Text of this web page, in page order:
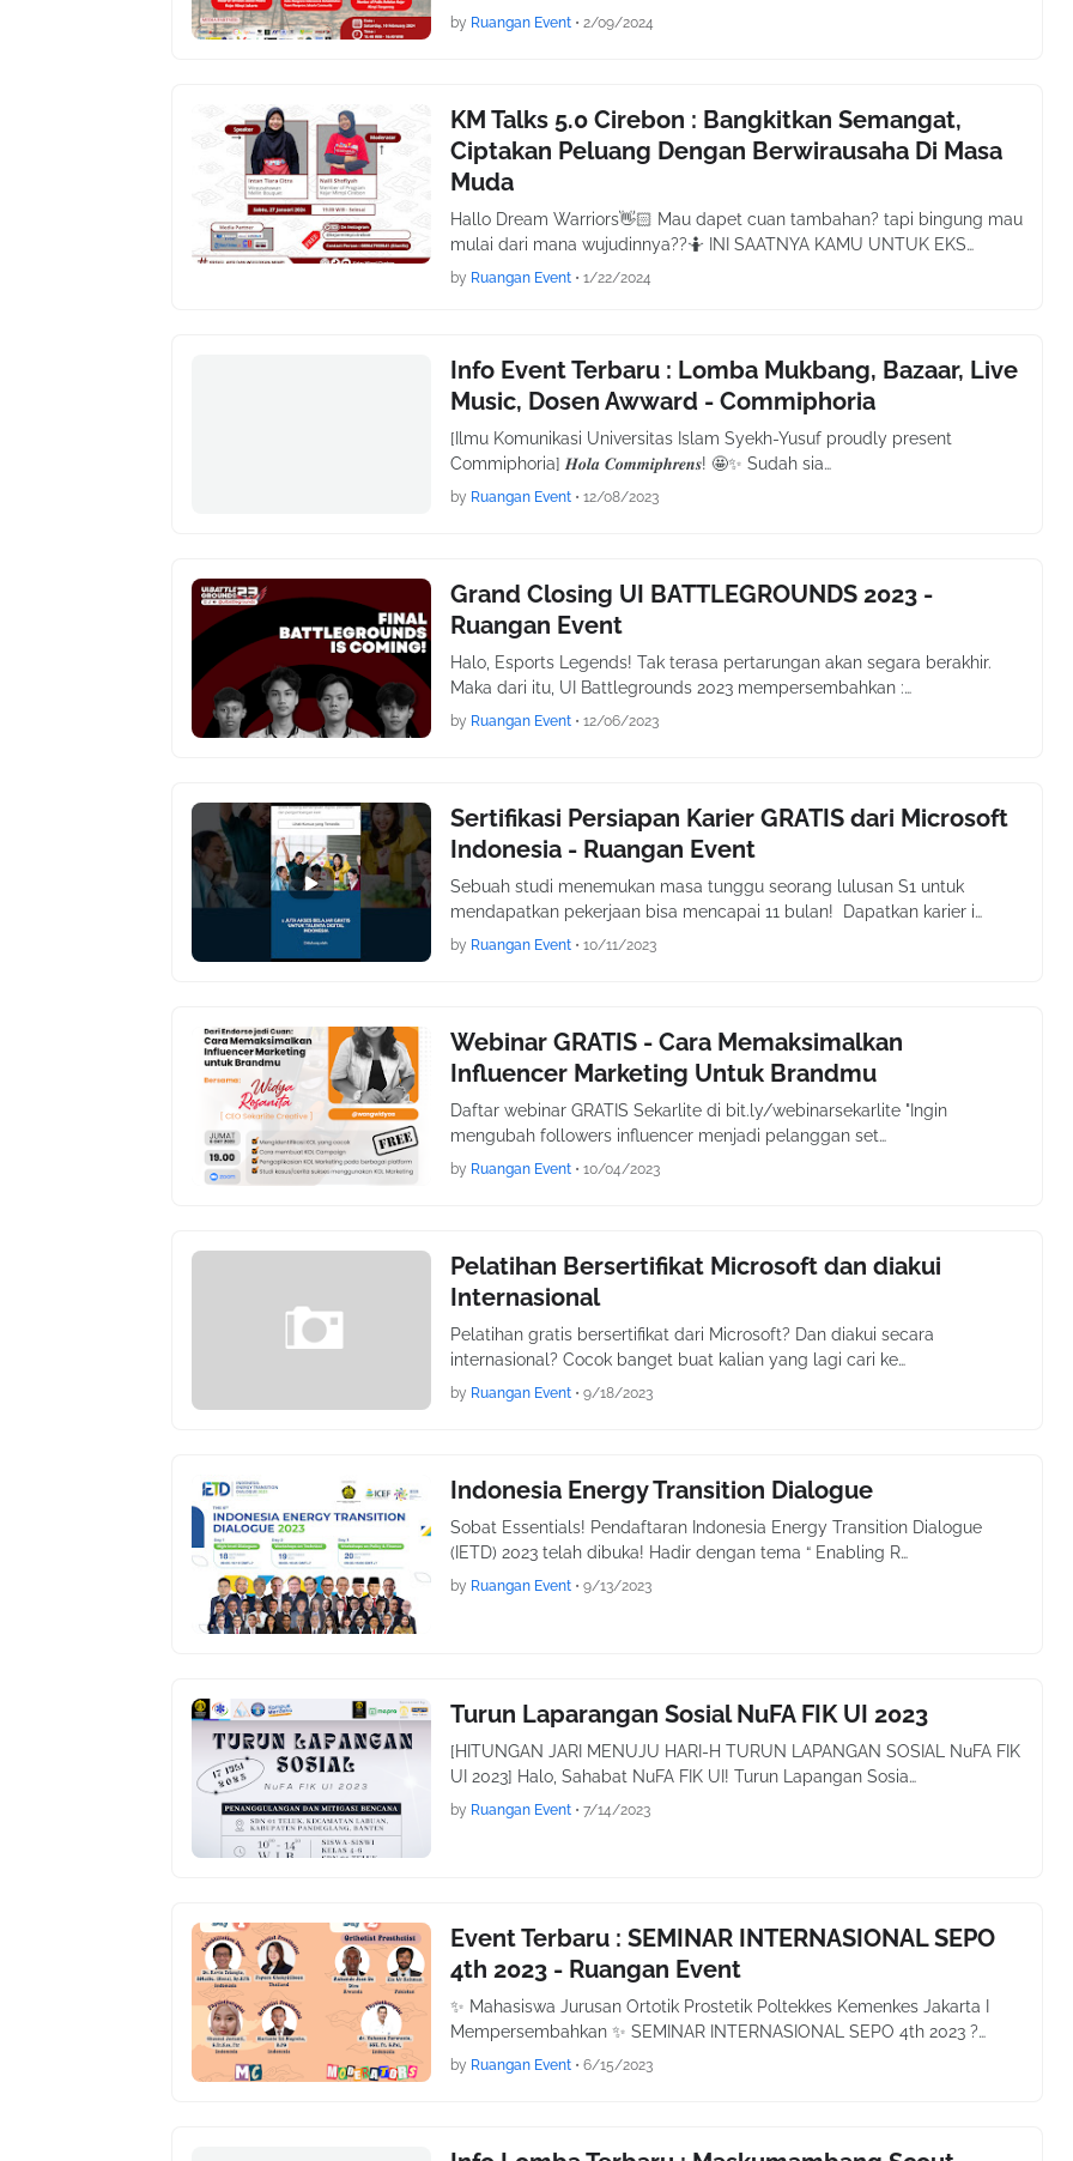
by Ruangan Event • 2/09/2024
KM Talks 5.0 Cirebon : Bangkitkan Semangat,
Ciptakan Peluang Dengan Berwirausaha Di Masa
Muda
Hallo Dream Warriors👋🏻 Mau dapet cuan tambahan? tapi bingung mau
mulai dari mana wujudinnya??🤷 INI SAATNYA KAMU UNTUK EKS…
by Ruangan Event • 1/22/2024
Info Event Terbaru : Lomba Mukbang, Bazaar, Live
Music, Dosen Awward - Commiphoria
[Ilmu Komunikasi Universitas Islam Syekh-Yusuf proudly present
Commiphoria] 𝑯𝒐𝒍𝒂 𝑪𝒐𝒎𝒎𝒊𝒑𝒉𝒓𝒆𝒏𝒔! 🤩✨ Sudah sia…
by Ruangan Event • 12/08/2023
Grand Closing UI BATTLEGROUNDS 2023 -
Ruangan Event
Halo, Esports Legends! Tak terasa pertarungan akan segara berakhir.
Maka dari itu, UI Battlegrounds 2023 mempersembahkan :…
by Ruangan Event • 12/06/2023
Sertifikasi Persiapan Karier GRATIS dari Microsoft
Indonesia - Ruangan Event
Sebuah studi menemukan masa tunggu seorang lulusan S1 untuk
mendapatkan pekerjaan bisa mencapai 11 bulan! Dapatkan karier i…
by Ruangan Event • 10/11/2023
Webinar GRATIS - Cara Memaksimalkan
Influencer Marketing Untuk Brandmu
Daftar webinar GRATIS Sekarlite di bit.ly/webinarsekarlite "Ingin
mengubah followers influencer menjadi pelanggan set…
by Ruangan Event • 10/04/2023
Pelatihan Bersertifikat Microsoft dan diakui
Internasional
Pelatihan gratis bersertifikat dari Microsoft? Dan diakui secara
internasional? Cocok banget buat kalian yang lagi cari ke…
by Ruangan Event • 9/18/2023
Indonesia Energy Transition Dialogue
Sobat Essentials! Pendaftaran Indonesia Energy Transition Dialogue
(IETD) 2023 telah dibuka! Hadir dengan tema “ Enabling R…
by Ruangan Event • 9/13/2023
Turun Laparangan Sosial NuFA FIK UI 2023
[HITUNGAN JARI MENUJU HARI-H TURUN LAPANGAN SOSIAL NuFA FIK
UI 2023] Halo, Sahabat NuFA FIK UI! Turun Lapangan Sosia…
by Ruangan Event • 7/14/2023
Event Terbaru : SEMINAR INTERNASIONAL SEPO
4th 2023 - Ruangan Event
✨ Mahasiswa Jurusan Ortotik Prostetik Poltekkes Kemenkes Jakarta I
Mempersembahkan ✨ SEMINAR INTERNASIONAL SEPO 4th 2023 ?…
by Ruangan Event • 6/15/2023